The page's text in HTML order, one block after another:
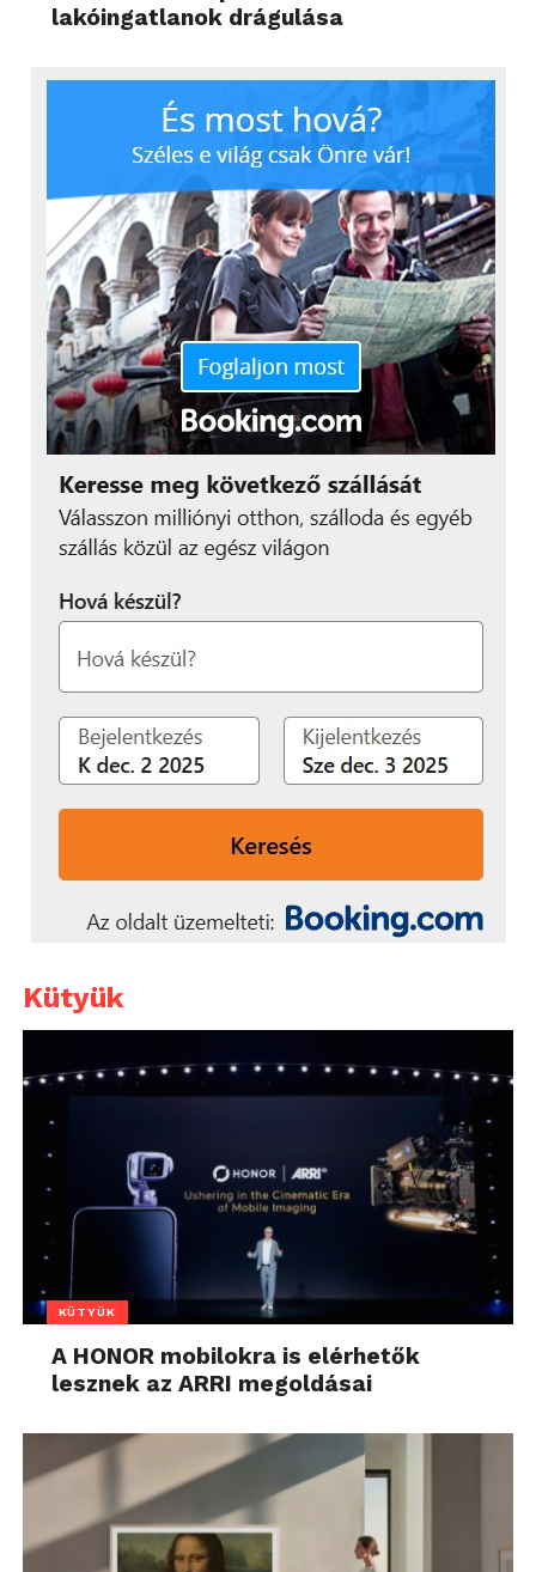
lakóingatlanok drágulása
Kütyük
KÜTYÜK
A HONOR mobilokra is elérhetők
lesznek az ARRI megoldásai